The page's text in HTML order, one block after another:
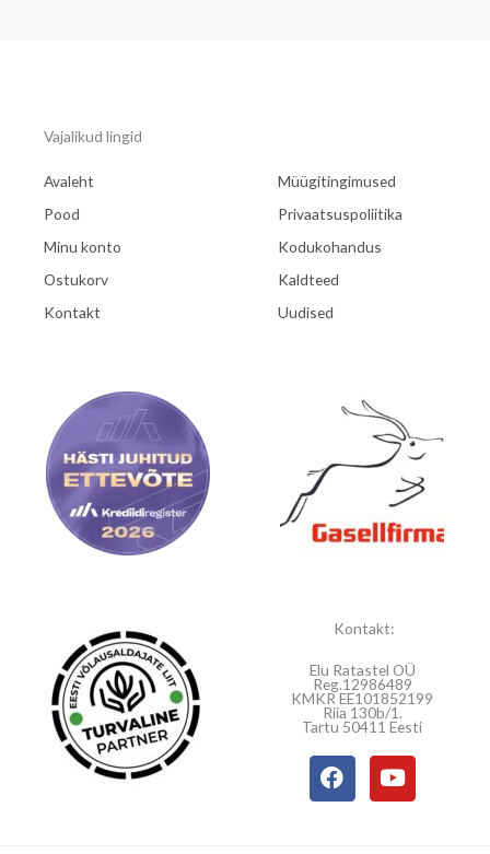
Vajalikud lingid
Avaleht
Pood
Minu konto
Ostukorv
Kontakt
Müügitingimused
Privaatsuspoliitika
Kodukohandus
Kaldteed
Uudised
Kontakt:
Elu Ratastel OÜ
Reg.12986489
KMKR EE101852199
Riia 130b/1.
Tartu 50411 Eesti
F
a
Y
o